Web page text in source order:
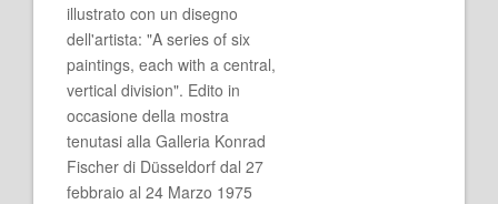
illustrato con un disegno
dell'artista: "A series of six
paintings, each with a central,
vertical division". Edito in
occasione della mostra
tenutasi alla Galleria Konrad
Fischer di Düsseldorf dal 27
febbraio al 24 Marzo 1975